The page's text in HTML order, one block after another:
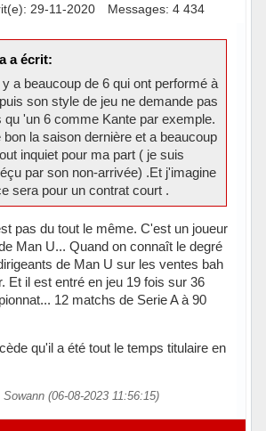
29-11-2020 Messages: 4 434
a écrit:
a beaucoup de 6 qui ont performé à
son style de jeu ne demande pas
qu 'un 6 comme Kante par exemple.
bon la saison dernière et a beaucoup
inquiet pour ma part ( je suis
par son non-arrivée) .Et j'imagine
sera pour un contrat court .
pas du tout le même. C'est un joueur
Man U... Quand on connaît le degré
de Man U sur les ventes bah
Et il est entré en jeu 19 fois sur 36
12 matchs de Serie A à 90
qu'il a été tout le temps titulaire en
(06-08-2023 11:56:15)